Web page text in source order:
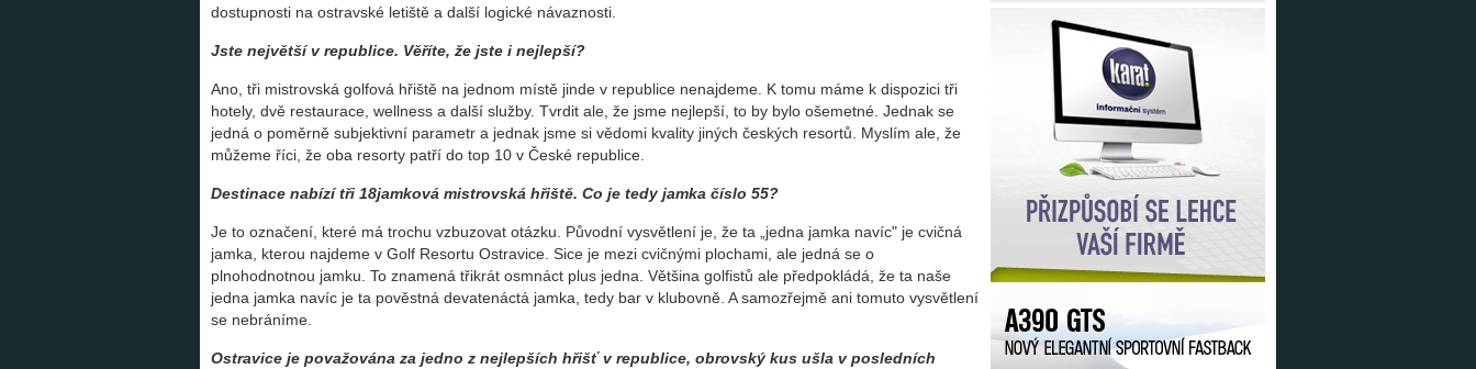
dostupnosti na ostravské letiště a další logické návaznosti.
Jste největší v republice. Věříte, že jste i nejlepší?
Ano, tři mistrovská golfová hřiště na jednom místě jinde v republice nenajdeme. K tomu máme k dispozici tři
hotely, dvě restaurace, wellness a další služby. Tvrdit ale, že jsme nejlepší, to by bylo ošemetné. Jednak se
jedná o poměrně subjektivní parametr a jednak jsme si vědomi kvality jiných českých resortů. Myslím ale, že
můžeme říci, že oba resorty patří do top 10 v České republice.
Destinace nabízí tři 18jamková mistrovská hřiště. Co je tedy jamka číslo 55?
Je to označení, které má trochu vzbuzovat otázku. Původní vysvětlení je, že ta „jedna jamka navíc" je cvičná
jamka, kterou najdeme v Golf Resortu Ostravice. Sice je mezi cvičnými plochami, ale jedná se o
plnohodnotnou jamku. To znamená třikrát osmnáct plus jedna. Většina golfistů ale předpokládá, že ta naše
jedna jamka navíc je ta pověstná devatenáctá jamka, tedy bar v klubovně. A samozřejmě ani tomuto vysvětlení
se nebráníme.
Ostravice je považována za jedno z nejlepších hřišť v republice, obrovský kus ušla v posledních